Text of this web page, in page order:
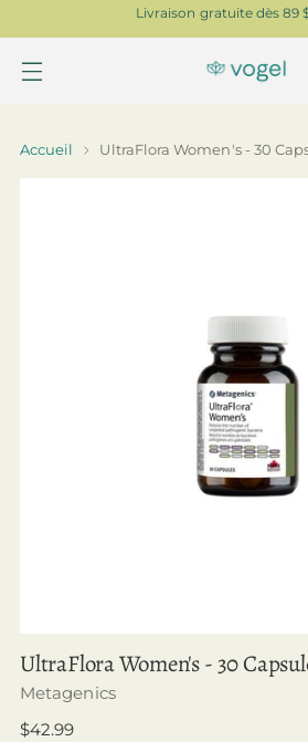
Livraison gratuite dès 89
Accueil UltraFlora Women's - 30
UltraFlora Women's - 30
Metagenics
Prix
$42.99